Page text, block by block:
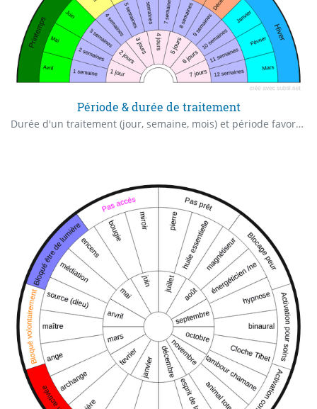
Période & durée de traitement
Durée d'un traitement (jour, semaine, mois) et période favorable pour débuter ce traitement (saison, mois)